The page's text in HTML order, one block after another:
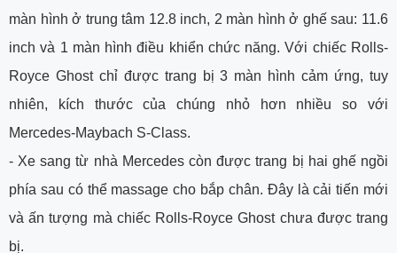
màn hình ở trung tâm 12.8 inch, 2 màn hình ở ghế sau: 11.6
inch và 1 màn hình điều khiển chức năng. Với chiếc Rolls-
Royce Ghost chỉ được trang bị 3 màn hình cảm ứng, tuy
nhiên, kích thước của chúng nhỏ hơn nhiều so với
Mercedes-Maybach S-Class.
- Xe sang từ nhà Mercedes còn được trang bị hai ghế ngồi
phía sau có thể massage cho bắp chân. Đây là cải tiến mới
và ấn tượng mà chiếc Rolls-Royce Ghost chưa được trang
bị.